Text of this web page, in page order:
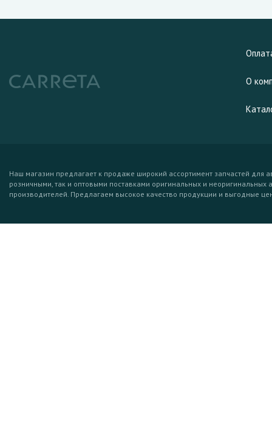
О
Наш магазин предлагает к продаже широкий ассортимент запчастей для
розничными, так и оптовыми поставками оригинальных и неоригинальных
производителей. Предлагаем высокое качество продукции и выгодные